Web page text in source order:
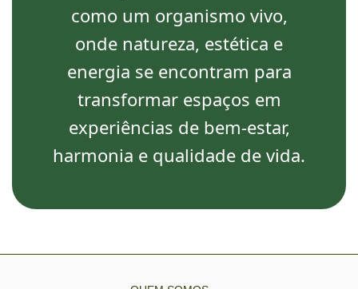
como um organismo vivo,
onde natureza, estética e
energia se encontram para
transformar espaços em
experiências de bem-estar,
harmonia e qualidade de vida.